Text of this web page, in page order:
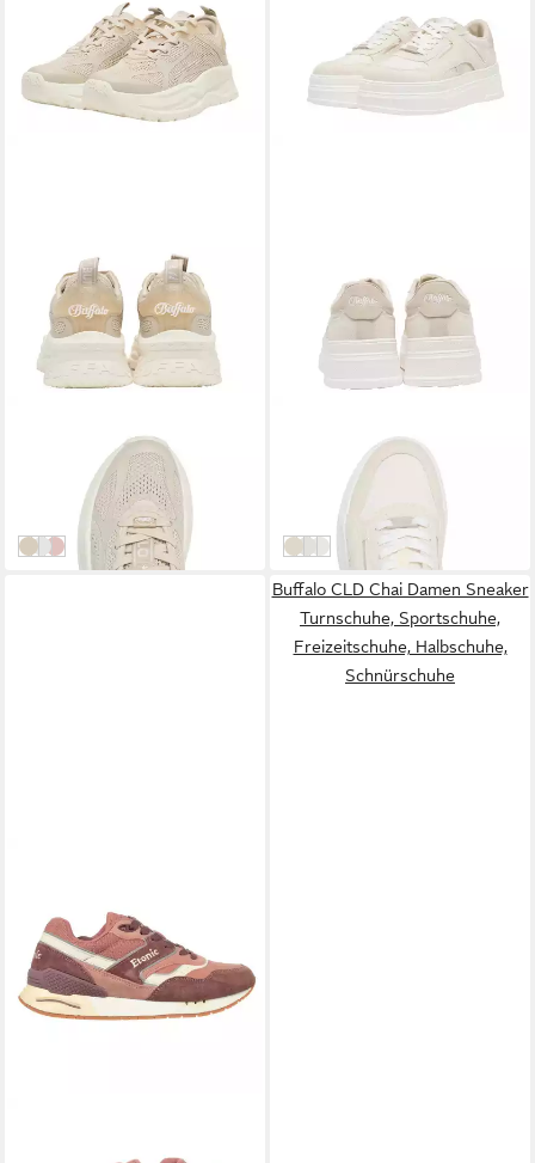
Buffalo ZLINK - VEGAN KNIT
UVP 109,90 €
beigewhite
rosa
Buffalo ZAPE - VEGAN
83,90 € UVP
cream
cream/rose/white
white
Buffalo CLD Chai Damen Sneaker
Turnschuhe, Sportschuhe,
Freizeitschuhe, Halbschuhe,
Schnürschuhe